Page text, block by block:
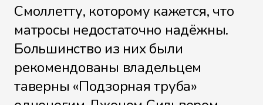
Смоллетту, которому кажется, что
матросы недостаточно надёжны.
Большинство из них были
рекомендованы владельцем
таверны «Подзорная труба»